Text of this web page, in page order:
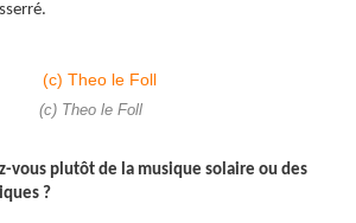
(c) Theo le Foll
vous plutôt de la musique solaire ou des
?